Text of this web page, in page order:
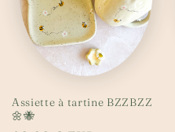
Assiette à tartine BZZBZZ
🌼🐝